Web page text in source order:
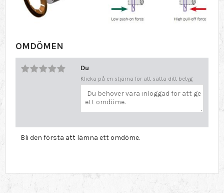
OMDÖMEN
Du
Klicka på en stjärna för att sätta ditt betyg
Bli den första att lämna ett omdöme.